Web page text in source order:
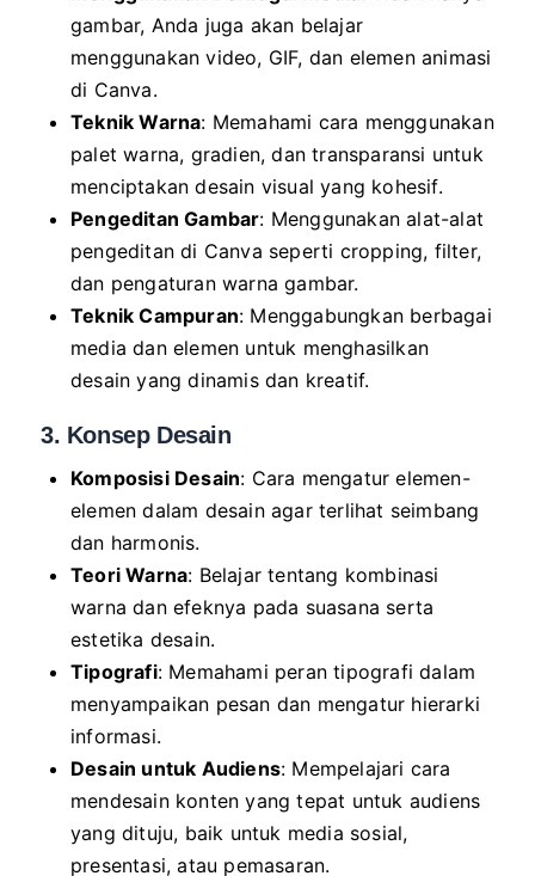
gambar, Anda juga akan belajar
menggunakan video, GIF, dan elemen animasi
di Canva.
Teknik Warna: Memahami cara menggunakan
palet warna, gradien, dan transparansi untuk
menciptakan desain visual yang kohesif.
Pengeditan Gambar: Menggunakan alat-alat
pengeditan di Canva seperti cropping, filter,
dan pengaturan warna gambar.
Teknik Campuran: Menggabungkan berbagai
media dan elemen untuk menghasilkan
desain yang dinamis dan kreatif.
3. Konsep Desain
Komposisi Desain: Cara mengatur elemen-
elemen dalam desain agar terlihat seimbang
dan harmonis.
Teori Warna: Belajar tentang kombinasi
warna dan efeknya pada suasana serta
estetika desain.
Tipografi: Memahami peran tipografi dalam
menyampaikan pesan dan mengatur hierarki
informasi.
Desain untuk Audiens: Mempelajari cara
mendesain konten yang tepat untuk audiens
yang dituju, baik untuk media sosial,
presentasi, atau pemasaran.